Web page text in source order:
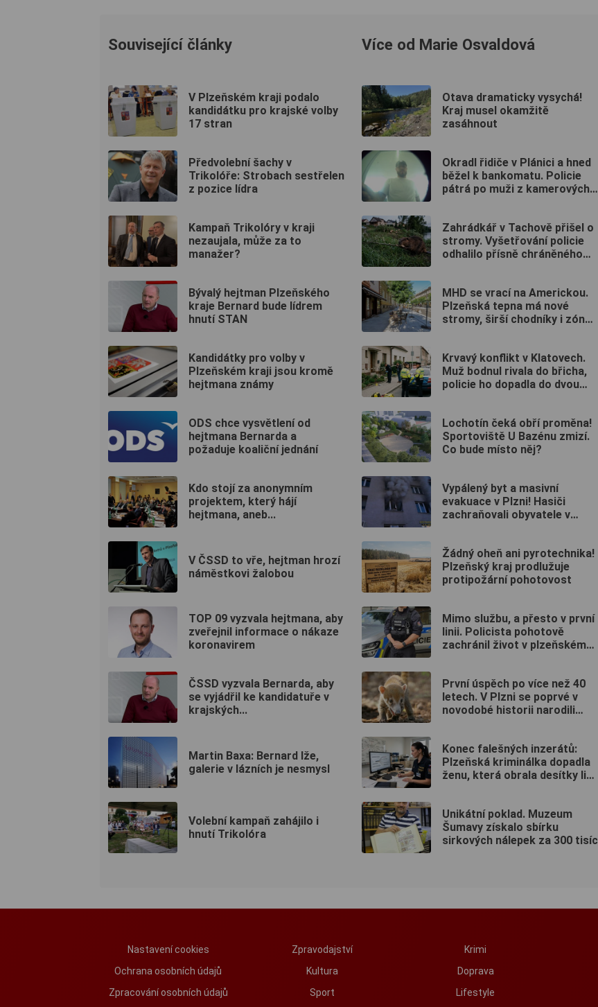
Související články
V Plzeňském kraji podalo
kandidátku pro krajské volby
17 stran
Předvolební šachy v
Trikolóře: Strobach sestřelen
z pozice lídra
Kampaň Trikolóry v kraji
nezaujala, může za to
manažer?
Bývalý hejtman Plzeňského
kraje Bernard bude lídrem
hnutí STAN
Kandidátky pro volby v
Plzeňském kraji jsou kromě
hejtmana známy
ODS chce vysvětlení od
hejtmana Bernarda a
požaduje koaliční jednání
Kdo stojí za anonymním
projektem, který hájí
hejtmana, aneb...
V ČSSD to vře, hejtman hrozí
náměstkovi žalobou
TOP 09 vyzvala hejtmana, aby
zveřejnil informace o nákaze
koronavirem
ČSSD vyzvala Bernarda, aby
se vyjádřil ke kandidatuře v
krajských...
Martin Baxa: Bernard lže,
galerie v lázních je nesmysl
Volební kampaň zahájilo i
hnutí Trikolóra
Více od Marie Osvaldová
Otava dramaticky vysychá!
Kraj musel okamžitě
zasáhnout
Okradl řidiče v Plánici a hned
běžel k bankomatu. Policie
pátrá po muži z kamerových
Zahrádkář v Tachově přišel o
stromy. Vyšetřování policie
odhalilo přísně chráněného
MHD se vrací na Americkou.
Plzeňská tepna má nové
stromy, širší chodníky i zónu
Krvavý konflikt v Klatovech.
Muž bodnul rivala do břicha,
policie ho dopadla do dvou
Lochotín čeká obří proměna!
Sportoviště U Bazénu zmizí.
Co bude místo něj?
Vypálený byt a masivní
evakuace v Plzni! Hasiči
zachraňovali obyvatele v
Žádný oheň ani pyrotechnika!
Plzeňský kraj prodlužuje
protipožární pohotovost
Mimo službu, a přesto v první
linii. Policista pohotově
zachránil život v plzeňském
První úspěch po více než 40
letech. V Plzni se poprvé v
novodobé historii narodili
Konec falešných inzerátů:
Plzeňská kriminálka dopadla
ženu, která obrala desítky lidí
Unikátní poklad. Muzeum
Šumavy získalo sbírku
sirkových nálepek za 300 tisíc
Nastavení cookies
Ochrana osobních údajů
Zpracování osobních údajů
Zpravodajství
Kultura
Sport
Krimi
Doprava
Lifestyle